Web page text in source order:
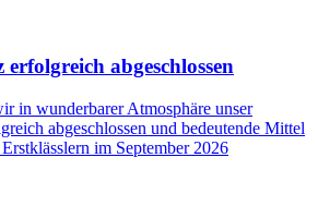
abgeschlossen
in wunderbarer Atmosphäre unser
abgeschlossen und bedeutende Mittel
im September 2026